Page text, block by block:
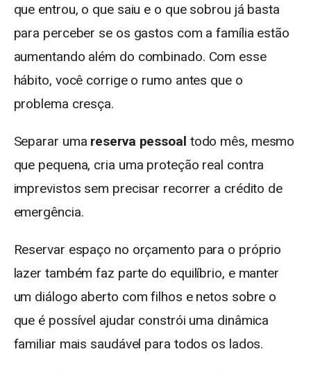
que entrou, o que saiu e o que sobrou já basta
para perceber se os gastos com a família estão
aumentando além do combinado. Com esse
hábito, você corrige o rumo antes que o
problema cresça.
Separar uma reserva pessoal todo mês, mesmo
que pequena, cria uma proteção real contra
imprevistos sem precisar recorrer a crédito de
emergência.
Reservar espaço no orçamento para o próprio
lazer também faz parte do equilíbrio, e manter
um diálogo aberto com filhos e netos sobre o
que é possível ajudar constrói uma dinâmica
familiar mais saudável para todos os lados.